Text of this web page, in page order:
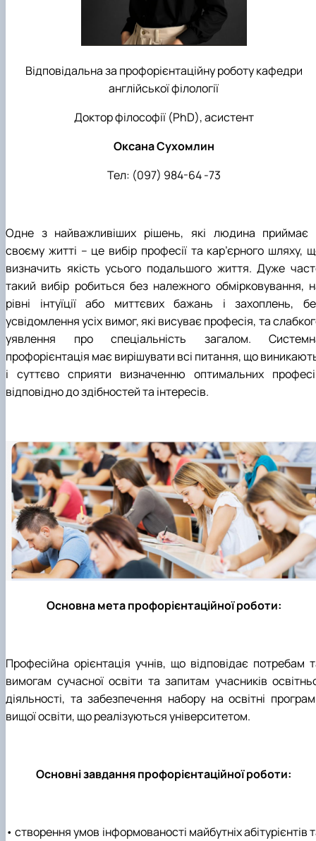
Відповідальна за профорієнтаційну роботу кафедри
англійської філології
Доктор філософії (PhD), асистент
Оксана Сухомлин
Тел: (097) 984-64 -73
Одне з найважливіших рішень, які людина приймає
своєму житті – це вибір професії та кар’єрного шляху,
визначить якість усього подальшого життя. Дуже
такий вибір робиться без належного обмірковування,
рівні інтуїції або миттєвих бажань і захоплень,
усвідомлення усіх вимог, які висуває професія, та
уявлення про спеціальність загалом.
профорієнтація має вирішувати всі питання, що
і суттєво сприяти визначенню оптимальних
відповідно до здібностей та інтересів.
Основна мета профорієнтаційної роботи:
Професійна орієнтація учнів, що відповідає потребам
вимогам сучасної освіти та запитам учасників
діяльності, та забезпечення набору на освітні
вищої освіти, що реалізуються університетом.
Основні завдання профорієнтаційної роботи:
• створення умов інформованості майбутніх абітурієнтів